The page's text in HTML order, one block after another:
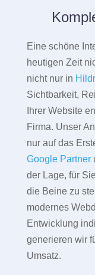
Eine schöne
heutigen Zeit
nicht nur in
Sichtbarkeit,
Ihrer Website
Firma. Unser
nur auf das
Google Partner
der Lage, für
die Beine zu
modernes
Entwicklung
generieren wir
Umsatz.